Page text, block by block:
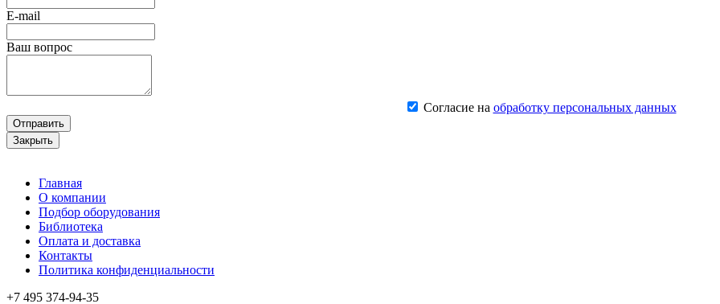
E-mail
Ваш вопрос
Согласие на обработку персональных данных
Отправить
Закрыть
Главная
О компании
Подбор оборудования
Библиотека
Оплата и доставка
Контакты
Политика конфиденциальности
+7 495 374-94-35